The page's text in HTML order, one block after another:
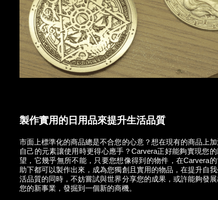
製作實用的日用品來提升生活品質
市面上標準化的商品總是不合您的心意？想在現有的商品上
自己的元素讓使用時更得心應手？Carvera正好能夠實現您
望，它幾乎無所不能，只要您想像得到的物件，在Carvera
助下都可以製作出來，成為您獨創且實用的物品，在提升自
活品質的同時，不妨嘗試與世界分享您的成果，或許能夠發
您的新事業，發掘到一個新的商機。